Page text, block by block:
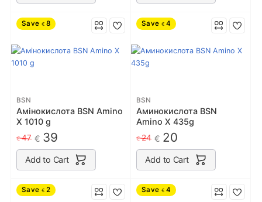
Save € 8
BSN
Амінокислота BSN Amino
X 1010 g
€47 € 39
Add to Cart
Save € 4
BSN
Аминокислота BSN
Amino X 435g
€24 € 20
Add to Cart
Save € 2 Save € 4